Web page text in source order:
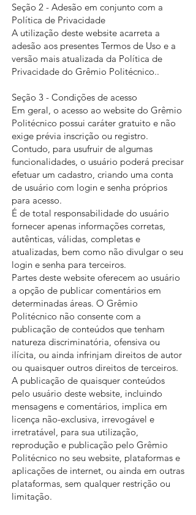
Seção 2 - Adesão em conjunto com a
Política de Privacidade
A utilização deste website acarreta a
adesão aos presentes Termos de Uso e a
versão mais atualizada da Política de
Privacidade do Grêmio Politécnico..
Seção 3 - Condições de acesso
Em geral, o acesso ao website do Grêmio
Politécnico possui caráter gratuito e não
exige prévia inscrição ou registro.
Contudo, para usufruir de algumas
funcionalidades, o usuário poderá precisar
efetuar um cadastro, criando uma conta
de usuário com login e senha próprios
para acesso.
É de total responsabilidade do usuário
fornecer apenas informações corretas,
autênticas, válidas, completas e
atualizadas, bem como não divulgar o seu
login e senha para terceiros.
Partes deste website oferecem ao usuário
a opção de publicar comentários em
determinadas áreas. O Grêmio
Politécnico não consente com a
publicação de conteúdos que tenham
natureza discriminatória, ofensiva ou
ilícita, ou ainda infrinjam direitos de autor
ou quaisquer outros direitos de terceiros.
A publicação de quaisquer conteúdos
pelo usuário deste website, incluindo
mensagens e comentários, implica em
licença não-exclusiva, irrevogável e
irretratável, para sua utilização,
reprodução e publicação pelo Grêmio
Politécnico no seu website, plataformas e
aplicações de internet, ou ainda em outras
plataformas, sem qualquer restrição ou
limitação.